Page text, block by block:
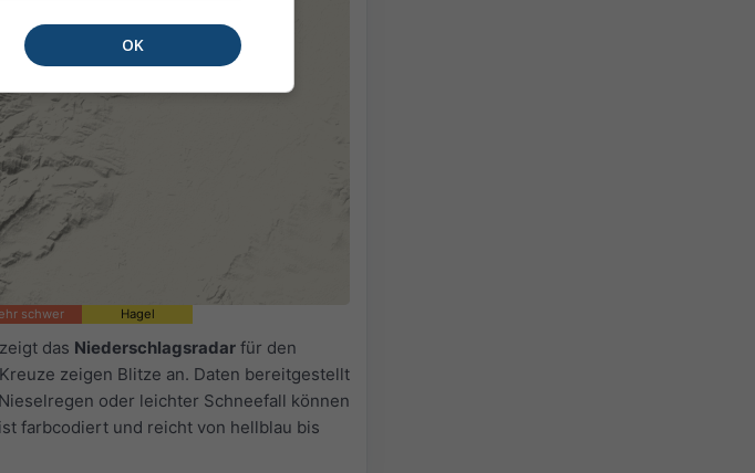
schwer Hagel
das Niederschlagsradar für den
zeigen Blitze an. Daten bereitgestellt
oder leichter Schneefall können
ist farbcodiert und reicht von hellblau bis
OK